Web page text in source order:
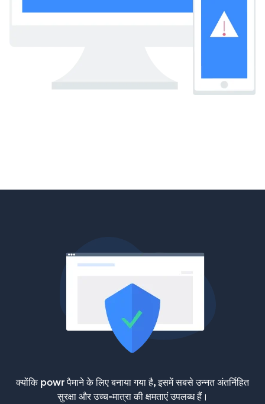
क्योंकि powr पैमाने के लिए बनाया गया है, इसमें सबसे उन्नत अंतर्निहित
सुरक्षा और उच्च-मात्रा की क्षमताएं उपलब्ध हैं।